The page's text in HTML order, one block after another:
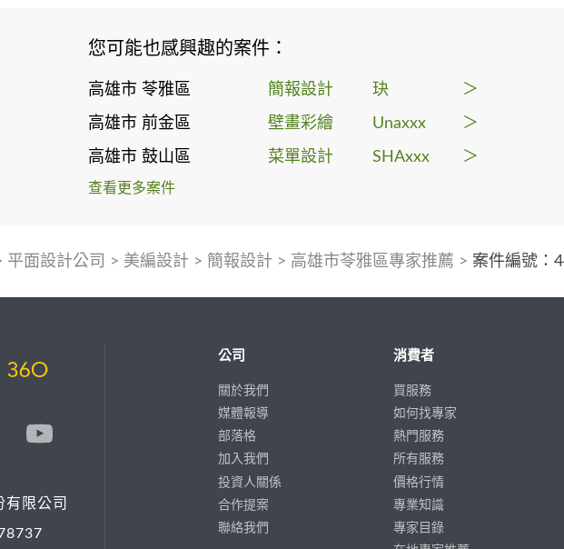
您可能也感興趣的案件：
高雄市 苓雅區 簡報設計 玦 ＞
高雄市 前金區 壁畫彩繪 Unaxxx ＞
高雄市 鼓山區 菜單設計 SHAxxx ＞
查看更多案件
平面設計公司 > 美編設計 > 簡報設計 > 高雄市苓雅區專家推薦 > 案件編號：
有限公司
公司
關於我們
媒體報導
部落格
加入我們
投資人關係
合作提案
聯絡我們
消費者
買服務
如何找專家
熱門服務
所有服務
價格行情
專業知識
專家目錄